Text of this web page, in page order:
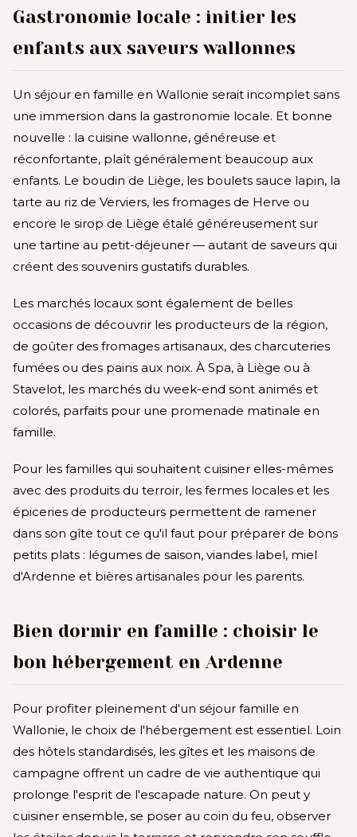
Gastronomie locale : initier les
enfants aux saveurs wallonnes
Un séjour en famille en Wallonie serait incomplet sans
une immersion dans la gastronomie locale. Et bonne
nouvelle : la cuisine wallonne, généreuse et
réconfortante, plaît généralement beaucoup aux
enfants. Le boudin de Liège, les boulets sauce lapin, la
tarte au riz de Verviers, les fromages de Herve ou
encore le sirop de Liège étalé généreusement sur
une tartine au petit-déjeuner — autant de saveurs qui
créent des souvenirs gustatifs durables.
Les marchés locaux sont également de belles
occasions de découvrir les producteurs de la région,
de goûter des fromages artisanaux, des charcuteries
fumées ou des pains aux noix. À Spa, à Liège ou à
Stavelot, les marchés du week-end sont animés et
colorés, parfaits pour une promenade matinale en
famille.
Pour les familles qui souhaitent cuisiner elles-mêmes
avec des produits du terroir, les fermes locales et les
épiceries de producteurs permettent de ramener
dans son gîte tout ce qu'il faut pour préparer de bons
petits plats : légumes de saison, viandes label, miel
d'Ardenne et bières artisanales pour les parents.
Bien dormir en famille : choisir le
bon hébergement en Ardenne
Pour profiter pleinement d'un séjour famille en
Wallonie, le choix de l'hébergement est essentiel. Loin
des hôtels standardisés, les gîtes et les maisons de
campagne offrent un cadre de vie authentique qui
prolonge l'esprit de l'escapade nature. On peut y
cuisiner ensemble, se poser au coin du feu, observer